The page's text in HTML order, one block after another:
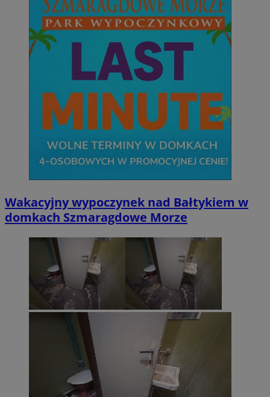
Wakacyjny wypoczynek nad Bałtykiem w
domkach Szmaragdowe Morze